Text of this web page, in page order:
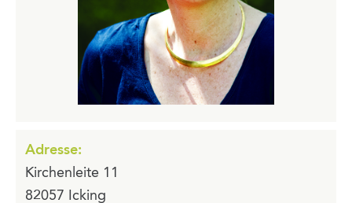
Adresse:
Kirchenleite 11
82057 Icking